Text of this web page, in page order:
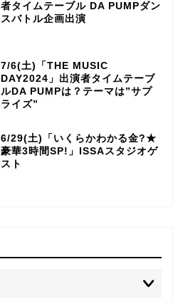
者タイムテーブル DA PUMPダン
スバトル企画出演
7/6(土)「THE MUSIC
DAY2024」出演者タイムテーブ
ルDA PUMPは？テーマは”サプ
ライズ”
6/29(土)「いくらかわかる金?★
豪華3時間SP!」ISSAスタジオゲ
スト